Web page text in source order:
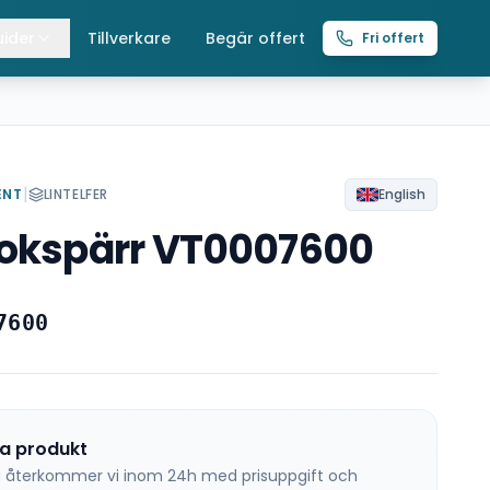
Lintelfrar
Tillverkare Begär offert Fri offert
| LINTELFER English
VT0007600
produkt
återkommer vi inom 24h med prisuppgift och